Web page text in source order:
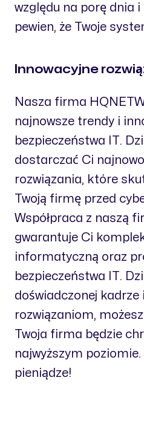
względu na porę dnia i
pewien, że Twoje
Innowacyjne
Nasza firma
najnowsze trendy i
bezpieczeństwa IT.
dostarczać Ci
rozwiązania, które
Twoją firmę przed
Współpraca z naszą
gwarantuje Ci
informatyczną oraz
bezpieczeństwa IT.
doświadczonej
rozwiązaniom,
Twoja firma będzie
najwyższym poziomie.
pieniądze!